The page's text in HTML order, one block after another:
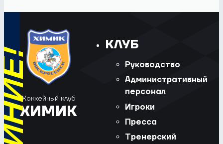
Хоккейный клуб
ХИМИК
КЛУБ
Руководство
Административный
персонал
Игроки
Пресса
Тренерский